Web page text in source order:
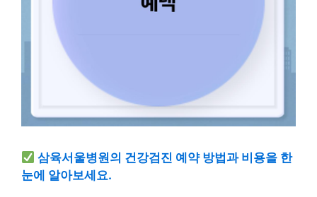
삼육서울병원의 건강검진 예약 방법과 비용을 한
눈에 알아보세요.